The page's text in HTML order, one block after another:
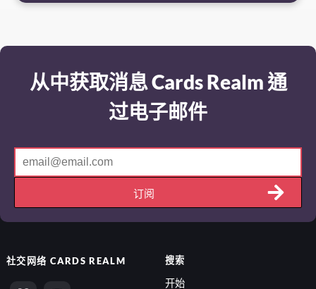
从中获取消息 Cards Realm 通
过电子邮件
订阅
社交网络 CARDS REALM 搜索
开始